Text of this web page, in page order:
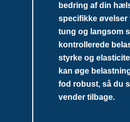
bedring af din
specifikke øvelser
tung og langsom
kontrollerede
styrke og
kan øge
fod robust, så du
vender tilbage.